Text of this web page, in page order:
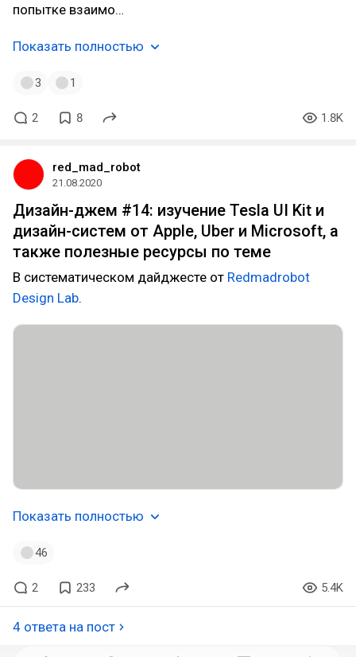
попытке взаимо…
Показать полностью
3 1
2 8 1.8K
red_mad_robot
21.08.2020
Дизайн-джем #14: изучение Tesla UI Kit и
дизайн-систем от Apple, Uber и Microsoft, а
также полезные ресурсы по теме
В систематическом дайджесте от Redmadrobot
Design Lab.
Показать полностью
46
2 233 5.4K
4 ответа на пост